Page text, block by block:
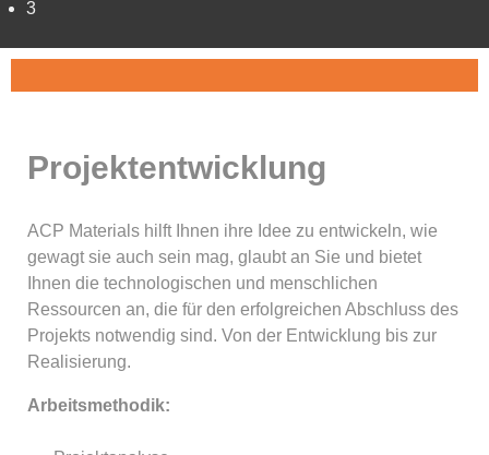
3
Projektentwicklung
ACP Materials hilft Ihnen ihre Idee zu entwickeln, wie
gewagt sie auch sein mag, glaubt an Sie und bietet
Ihnen die technologischen und menschlichen
Ressourcen an, die für den erfolgreichen Abschluss des
Projekts notwendig sind. Von der Entwicklung bis zur
Realisierung.
Arbeitsmethodik: